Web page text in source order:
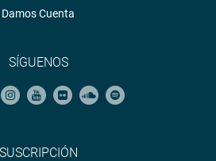
Damos Cuenta
SÍGUENOS
SUSCRIPCIÓN